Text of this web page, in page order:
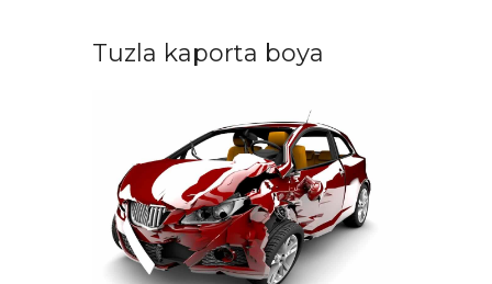
Tuzla kaporta boya